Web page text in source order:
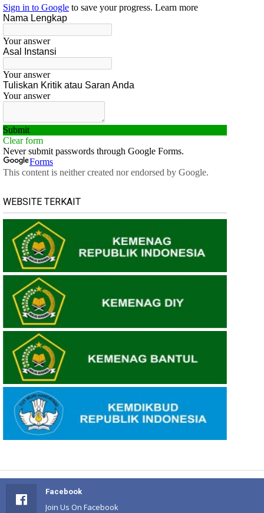
WEBSITE TERKAIT
Facebook
Join Us On Facebook